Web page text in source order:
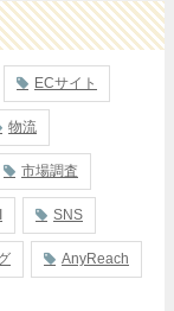
ECサイト
物流
市場調査
SNS
AnyReach